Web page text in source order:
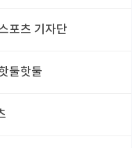
포츠 기자단
둘핫둘